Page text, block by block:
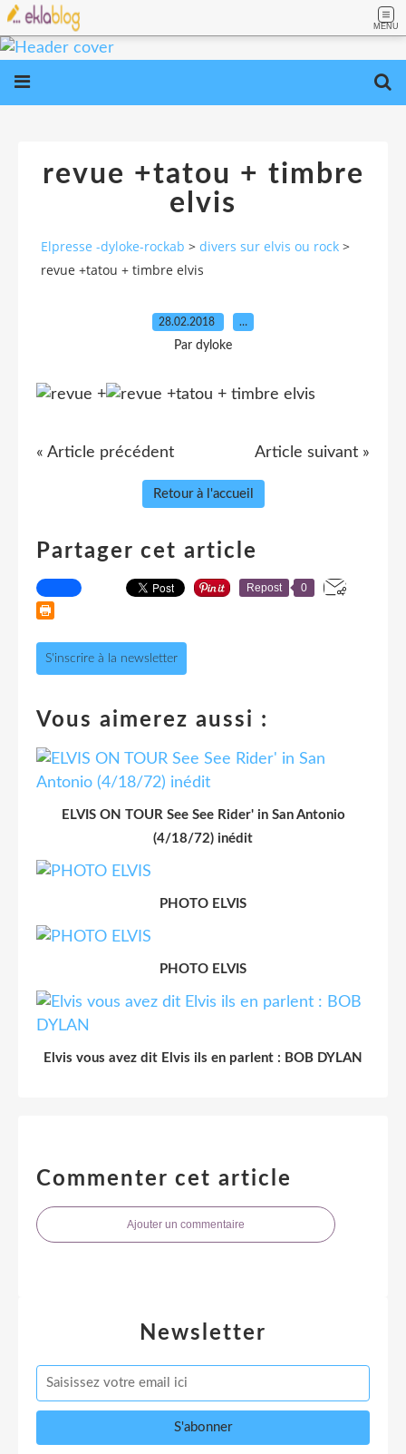
MENU
revue +tatou + timbre
elvis
Elpresse -dyloke-rockab > divers sur elvis ou rock >
revue +tatou + timbre elvis
28.02.2018 …
Par dyloke
« Article précédent Article suivant »
Retour à l'accueil
Partager cet article
Repost 0
S'inscrire à la newsletter
Vous aimerez aussi :
ELVIS ON TOUR See See Rider' in San Antonio
(4/18/72) inédit
PHOTO ELVIS
PHOTO ELVIS
Elvis vous avez dit Elvis ils en parlent : BOB DYLAN
Commenter cet article
Ajouter un commentaire
Newsletter